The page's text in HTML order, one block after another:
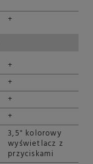
+
+
+
+
+
3,5" kolorowy
wyświetlacz z
przyciskami